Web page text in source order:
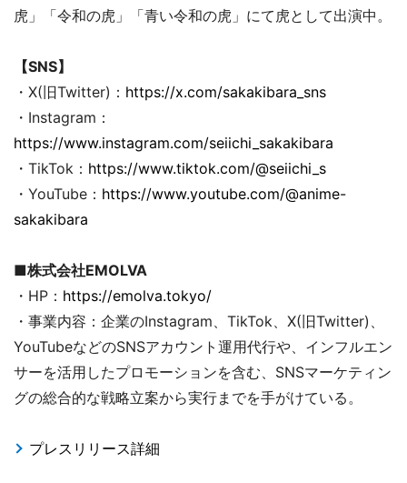
虎」「令和の虎」「青い令和の虎」にて虎として出演中。
【SNS】
・X(旧Twitter)： https://x.com/sakakibara_sns
・Instagram：
https://www.instagram.com/seiichi_sakakibara
・TikTok： https://www.tiktok.com/@seiichi_s
・YouTube： https://www.youtube.com/@anime-
sakakibara
■株式会社EMOLVA
・HP： https://emolva.tokyo/
・事業内容：企業のInstagram、TikTok、X(旧Twitter)、
YouTubeなどのSNSアカウント運用代行や、インフルエン
サーを活用したプロモーションを含む、SNSマーケティン
グの総合的な戦略立案から実行までを手がけている。
プレスリリース詳細